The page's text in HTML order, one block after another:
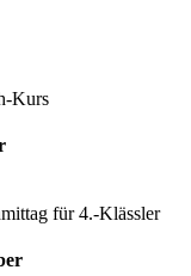
Kurs
für 4.-Klässler